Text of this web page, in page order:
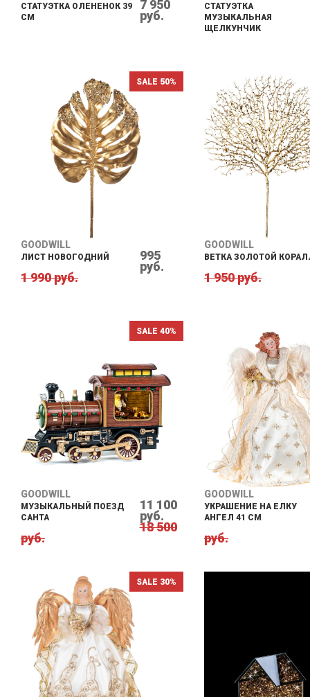
СТАТУЭТКА ОЛЕНЕНОК 39
СМ
7 950
руб.
СТАТУЭТКА
МУЗЫКАЛЬНАЯ
ЩЕЛКУНЧИК
SALE 50%
GOODWILL
ЛИСТ НОВОГОДНИЙ 995
руб.
1 990 руб.
GOODWILL
ВЕТКА ЗОЛОТОЙ
1 950 руб.
SALE 40%
GOODWILL
МУЗЫКАЛЬНЫЙ ПОЕЗД
САНТА
11 100
руб.
18 500
руб.
GOODWILL
УКРАШЕНИЕ НА ЕЛКУ
АНГЕЛ 41 СМ
руб.
SALE 30%